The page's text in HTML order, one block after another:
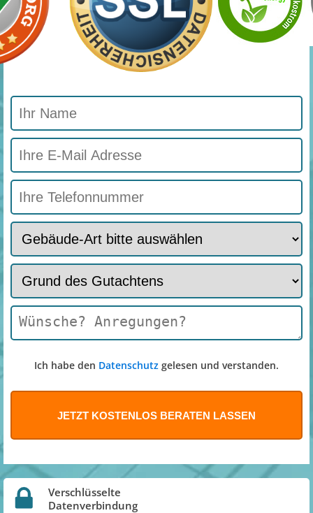
Ich habe den Datenschutz gelesen und verstanden.
Verschlüsselte
Datenverbindung